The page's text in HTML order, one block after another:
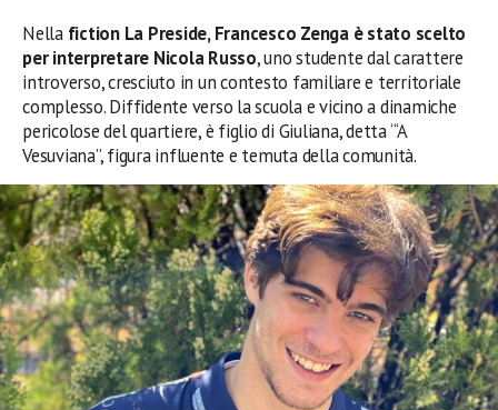
Nella fiction La Preside, Francesco Zenga è stato scelto
per interpretare Nicola Russo, uno studente dal carattere
introverso, cresciuto in un contesto familiare e territoriale
complesso. Diffidente verso la scuola e vicino a dinamiche
pericolose del quartiere, è figlio di Giuliana, detta “‘A
Vesuviana”, figura influente e temuta della comunità.